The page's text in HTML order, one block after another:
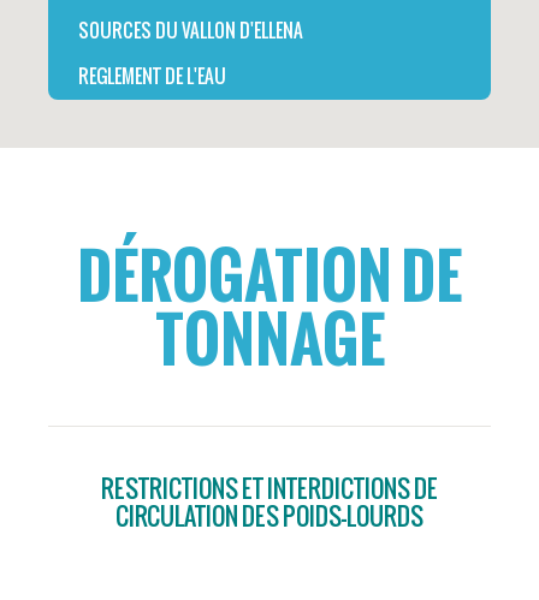
SOURCES DU VALLON D'ELLENA
REGLEMENT DE L'EAU
DÉROGATION DE
TONNAGE
RESTRICTIONS ET INTERDICTIONS DE
CIRCULATION DES POIDS-LOURDS